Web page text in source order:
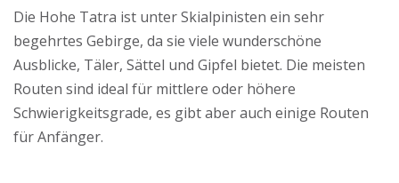
Die Hohe Tatra ist unter Skialpinisten ein sehr
begehrtes Gebirge, da sie viele wunderschöne
Ausblicke, Täler, Sättel und Gipfel bietet. Die meisten
Routen sind ideal für mittlere oder höhere
Schwierigkeitsgrade, es gibt aber auch einige Routen
für Anfänger.